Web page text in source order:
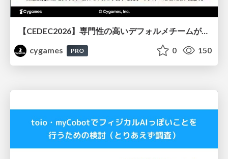
【CEDEC2026】専門性の高いデフォルメチームが挑んだ人材育成戦略 〜Cygames Academiaの企画から実施まで〜
cygames
PRO 0 150